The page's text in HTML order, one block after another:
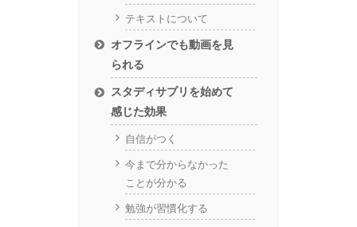
テキストについて
オフラインでも動画を見
られる
スタディサプリを始めて
感じた効果
自信がつく
今まで分からなかった
ことが分かる
勉強が習慣化する